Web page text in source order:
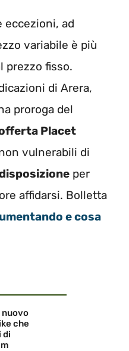
eccezioni, ad
variabile è più
prezzo fisso.
di Arera,
proroga del
Placet
vulnerabili di
per
affidarsi. Bolletta
e cosa
nuovo
che
di